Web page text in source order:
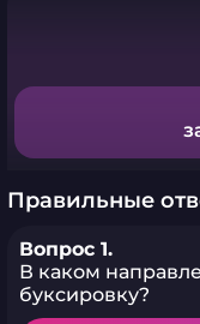
Правильные
Вопрос 1.
В каком
буксировку?